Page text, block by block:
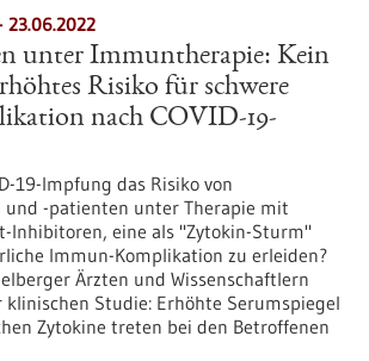
unter Immuntherapie: Kein
Risiko für schwere
nach COVID-19-
19-Impfung das Risiko von
und -patienten unter Therapie mit
Inhibitoren, eine als "Zytokin-Sturm"
Immun-Komplikation zu erleiden?
Ärzten und Wissenschaftlern
Studie: Erhöhte Serumspiegel
Zytokine treten bei den Betroffenen